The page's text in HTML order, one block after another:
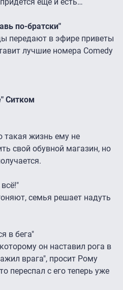
еще и есть…
по-братски"
передают в эфире приветы
лучшие номера Comedy
Ситком
такая жизнь ему не
свой обувной магазин, но
семья решает надуть
в бега"
он наставил рога в
врага", просит Рому
переспал с его теперь уже